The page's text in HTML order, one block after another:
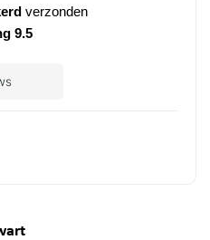
verzonden
9.5